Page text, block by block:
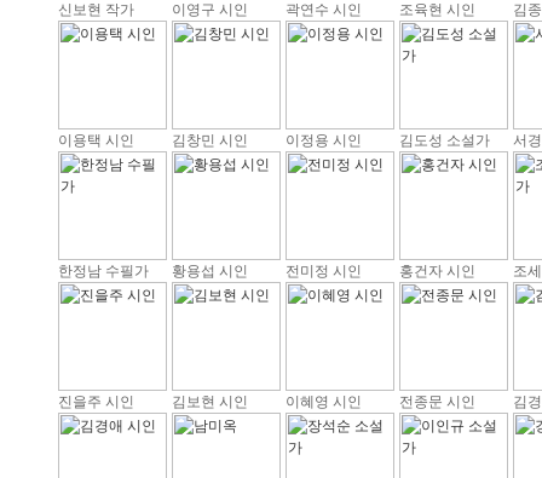
신보현 작가 이영구 시인 곽연수 시인 조육현 시인 김
이용택 시인 김창민 시인 이정용 시인 김도성 소설가 서
한정남 수필가 황용섭 시인 전미정 시인 홍건자 시인 조
진을주 시인 김보현 시인 이혜영 시인 전종문 시인 김